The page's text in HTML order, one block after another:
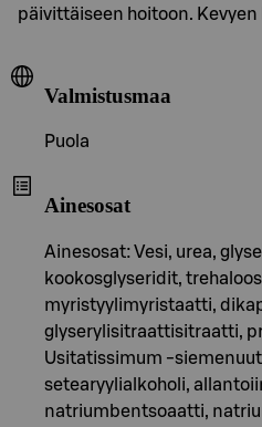
päivittäiseen hoitoon.
Valmistusmaa
Puola
Ainesosat
Ainesosat: Vesi, urea,
kookosglyseridit,
myristyylimyristaatti,
glyserylisitraattisitraatti,
Usitatissimum -
setearyylialkoholi,
natriumbentsoaatti,